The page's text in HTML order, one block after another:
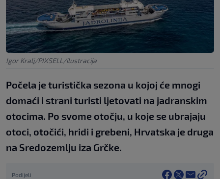
Igor Kralj/PIXSELL/ilustracija
Počela je turistička sezona u kojoj će mnogi
domaći i strani turisti ljetovati na jadranskim
otocima. Po svome otočju, u koje se ubrajaju
otoci, otočići, hridi i grebeni, Hrvatska je druga
na Sredozemlju iza Grčke.
Podijeli